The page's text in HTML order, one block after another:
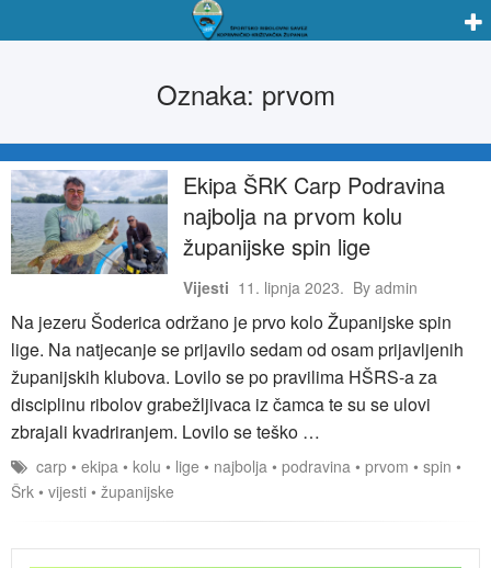
Oznaka: prvom
Ekipa ŠRK Carp Podravina
najbolja na prvom kolu
županijske spin lige
Vijesti 11. lipnja 2023. Byadmin
Na jezeru Šoderica održano je prvo kolo Županijske spin
lige. Na natjecanje se prijavilo sedam od osam prijavljenih
županijskih klubova. Lovilo se po pravilima HŠRS-a za
disciplinu ribolov grabežljivaca iz čamca te su se ulovi
zbrajali kvadriranjem. Lovilo se teško …
carp • ekipa • kolu • lige • najbolja • podravina • prvom • spin •
Šrk • vijesti • županijske